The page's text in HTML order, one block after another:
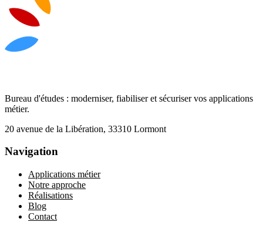
Bureau d'études : moderniser, fiabiliser et sécuriser vos applications
métier.
20 avenue de la Libération, 33310 Lormont
Navigation
Applications métier
Notre approche
Réalisations
Blog
Contact